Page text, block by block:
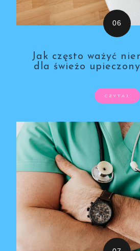
Jak często ważyć
dla świeżo
CZYTAJ